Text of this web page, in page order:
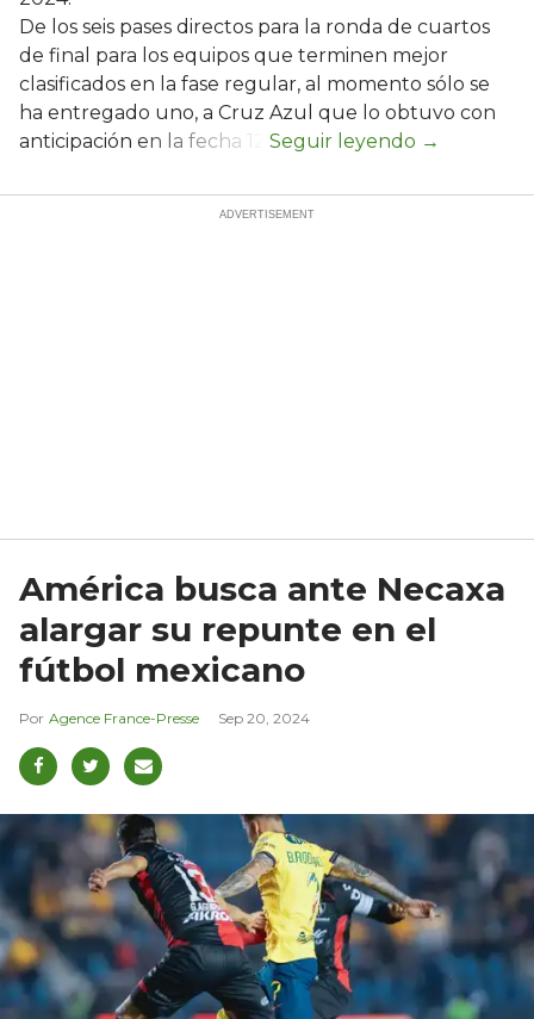
De los seis pases directos para la ronda de cuartos
de final para los equipos que terminen mejor
clasificados en la fase regular, al momento sólo se
ha entregado uno, a Cruz Azul que lo obtuvo con
anticipación en la fecha 12.
América busca ante Necaxa
alargar su repunte en el
fútbol mexicano
Agence France-Presse Sep 20, 2024